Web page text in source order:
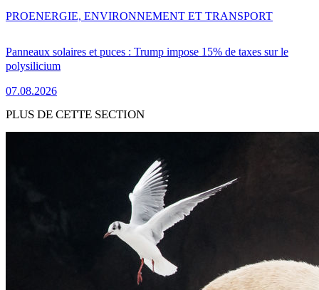
Panneaux solaires et puces : Trump impose 15% de taxes sur le
polysilicium
07.08.2026
PROENERGIE, ENVIRONNEMENT ET TRANSPORT
PLUS DE CETTE SECTION